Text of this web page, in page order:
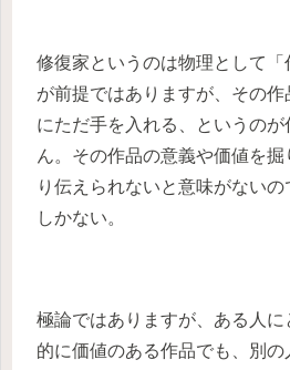
修復家というのは物理として「
が前提ではありますが、その
にただ手を入れる、というの
ん。その作品の意義や価値を
り伝えられないと意味がない
しかない。
極論ではありますが、ある人
的に価値のある作品でも、別